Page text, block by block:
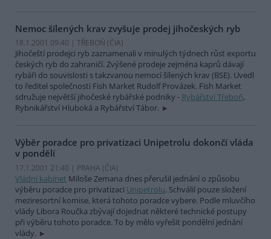
Nemoc šílených krav zvyšuje prodej jihočeských ryb
18.1.2001 09:40 | TŘEBOŇ (ČIA)
Jihočeští prodejci ryb zaznamenali v minulých týdnech růst exportu
českých ryb do zahraničí. Zvýšené prodeje zejména kaprů dávají
rybáři do souvislosti s takzvanou nemocí šílených krav (BSE). Uvedl
to ředitel společnosti Fish Market Rudolf Provázek. Fish Market
sdružuje největší jihočeské rybářské podniky - Rybářství Třeboň,
Rybnikářství Hluboká a Rybářství Tábor.
Výběr poradce pro privatizaci Unipetrolu dokončí vláda
v pondělí
17.1.2001 21:40 | PRAHA (ČIA)
Vládní kabinet Miloše Zemana dnes přerušil jednání o způsobu
výběru poradce pro privatizaci Unipetrolu. Schválil pouze složení
meziresortní komise, která tohoto poradce vybere. Podle mluvčího
vlády Libora Roučka zbývají dojednat některé technické postupy
při výběru tohoto poradce. To by mělo vyřešit pondělní jednání
vlády.